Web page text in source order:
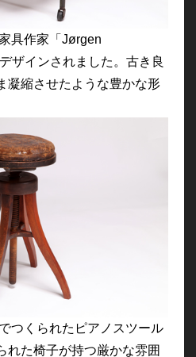
具作家「Jørgen
ザインされました。古き良
凝縮させたような豊かな形
つくられたピアノスツール
れた椅子が持つ厳かな雰囲